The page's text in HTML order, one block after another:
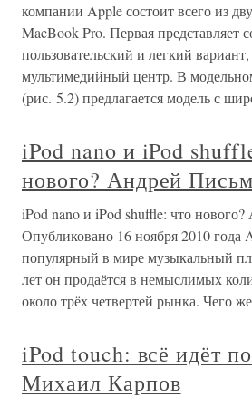
компании Apple состоит всего из
MacBook Pro. Первая представляет
пользовательский и легкий
мультимедийный центр. В
(рис. 5.2) предлагается модель с
iPod nano и iPod
нового? Андрей
iPod nano и iPod shuffle: что
Опубликовано 16 ноября 2010
популярный в мире музыкальный
лет он продаётся в немыслимых
около трёх четвертей рынка. Чего
iPod touch: всё идёт
Михаил Карпов